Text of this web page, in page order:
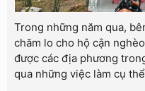
Trong những năm qua,
chăm lo cho hộ cận
được các địa phương
qua những việc làm cụ